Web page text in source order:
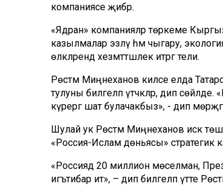
компаниясе җибәрә.
«Ядран» компанияләр төркеме
казылмалар эзләү һәм чыгару,
өлкәләрендә хезмәттәшлек итәргә тели.
Рөстәм Миңнеханов киләсе елда
тулуны билгеләп үтәчәкләр, дип
күрергә шат булачакбыз», - дип
Шулай ук Рөстәм Миңнеханов искә
«Россия-Ислам дөньясы» стратегик
«Россиядә 20 миллион мөселман,
игътибар итә», – дип билгеләп үтте